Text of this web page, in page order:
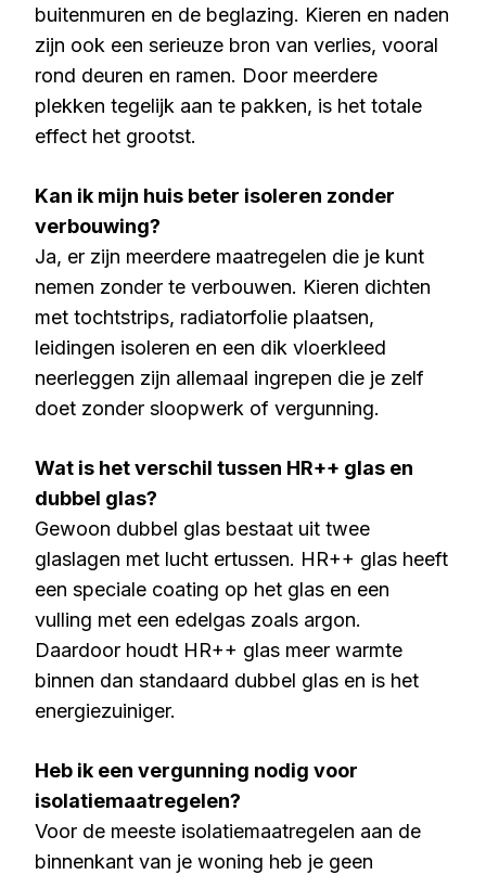
buitenmuren en de beglazing. Kieren en naden
zijn ook een serieuze bron van verlies, vooral
rond deuren en ramen. Door meerdere
plekken tegelijk aan te pakken, is het totale
effect het grootst.
Kan ik mijn huis beter isoleren zonder
verbouwing?
Ja, er zijn meerdere maatregelen die je kunt
nemen zonder te verbouwen. Kieren dichten
met tochtstrips, radiatorfolie plaatsen,
leidingen isoleren en een dik vloerkleed
neerleggen zijn allemaal ingrepen die je zelf
doet zonder sloopwerk of vergunning.
Wat is het verschil tussen HR++ glas en
dubbel glas?
Gewoon dubbel glas bestaat uit twee
glaslagen met lucht ertussen. HR++ glas heeft
een speciale coating op het glas en een
vulling met een edelgas zoals argon.
Daardoor houdt HR++ glas meer warmte
binnen dan standaard dubbel glas en is het
energiezuiniger.
Heb ik een vergunning nodig voor
isolatiemaatregelen?
Voor de meeste isolatiemaatregelen aan de
binnenkant van je woning heb je geen